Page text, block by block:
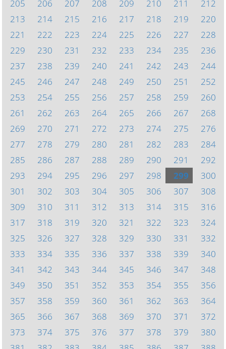
205
206 207 208 209 210 211
212
213
214 215 216 217 218 219
220
221
222 223 224 225 226 227
228
229
230 231 232 233 234 235
236
237
238 239 240 241 242 243
244
245
246 247 248 249 250 251
252
253
254 255 256 257 258 259
260
261
262 263 264 265 266 267
268
269
270 271 272 273 274 275
276
277
278 279 280 281 282 283
284
285
286 287 288 289 290 291
292
293
294 295 296 297 298 299
300
301
302 303 304 305 306 307
308
309
310 311 312 313 314 315
316
317
318 319 320 321 322 323
324
325
326 327 328 329 330 331
332
333
334 335 336 337 338 339
340
341
342 343 344 345 346 347
348
349
350 351 352 353 354 355
356
357
358 359 360 361 362 363
364
365
366 367 368 369 370 371
372
373
374 375 376 377 378 379
380